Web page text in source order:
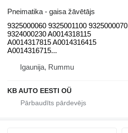
Pneimatika - gaisa žāvētājs
9325000060 9325001100 9325000070
9324000230 A0014318115
A0014317815 A0014316415
A0014316715...
Igaunija, Rummu
KB AUTO EESTI OÜ